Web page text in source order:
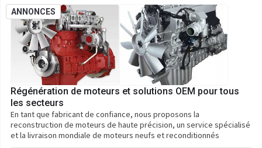
ANNONCES
Régénération de moteurs et solutions OEM pour tous
les secteurs
En tant que fabricant de confiance, nous proposons la
reconstruction de moteurs de haute précision, un service spécialisé
et la livraison mondiale de moteurs neufs et reconditionnés